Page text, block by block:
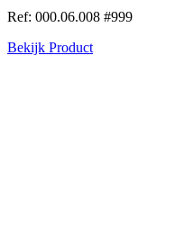
Ref: 000.06.008 #999
Bekijk Product